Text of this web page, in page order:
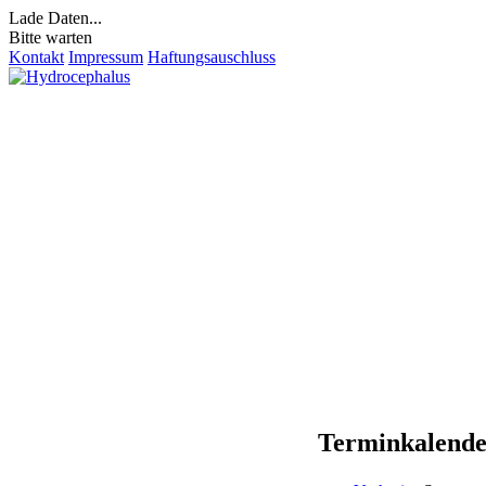
Lade Daten...
Bitte warten
Kontakt Impressum Haftungsauschluss